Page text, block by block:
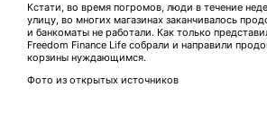
Кстати, во время погромов, люди в течение
улицу, во многих магазинах заканчивалось
и банкоматы не работали. Как только
Freedom Finance Life собрали и направили
корзины нуждающимся.
Фото из открытых источников